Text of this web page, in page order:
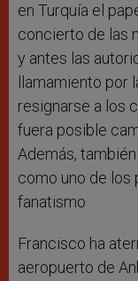
en Turquía el
concierto de las
y antes las
llamamiento por
resignarse a los
fuera posible
Además,
como uno de los
fanatismo
Francisco ha
aeropuerto de